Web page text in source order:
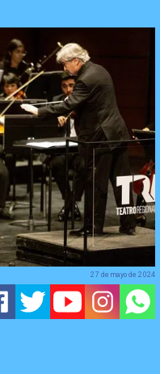
27 de mayo de 2024